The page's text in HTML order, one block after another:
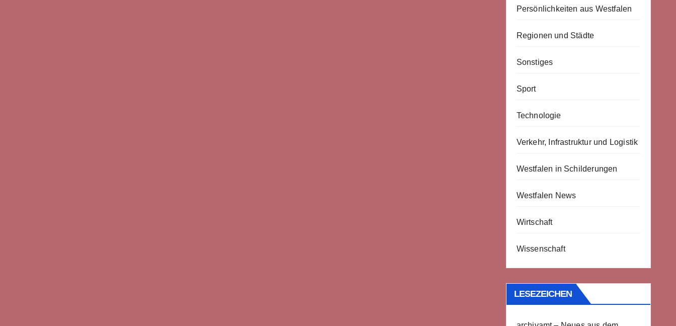
Persönlichkeiten aus Westfalen
Regionen und Städte
Sonstiges
Sport
Technologie
Verkehr, Infrastruktur und Logistik
Westfalen in Schilderungen
Westfalen News
Wirtschaft
Wissenschaft
LESEZEICHEN